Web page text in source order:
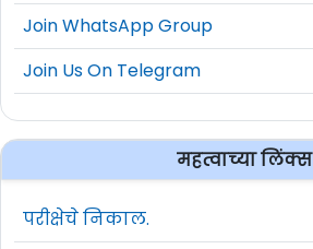
Join WhatsApp Group
Join Us On Telegram
महत्वाच्या लिंक्स
परीक्षेचे निकाल.